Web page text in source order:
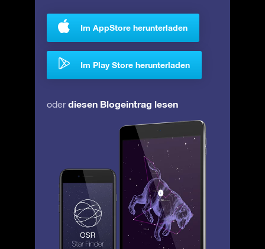
Im AppStore herunterladen
Im Play Store herunterladen
oderdiesen Blogeintrag lesen